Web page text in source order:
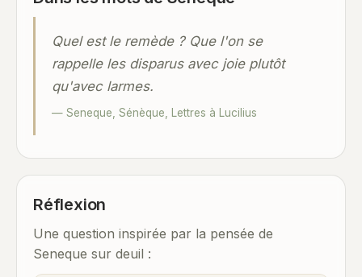
Quel est le remède ? Que l'on se
rappelle les disparus avec joie plutôt
qu'avec larmes.
— Seneque, Sénèque, Lettres à Lucilius
Réflexion
Une question inspirée par la pensée de
Seneque sur deuil :